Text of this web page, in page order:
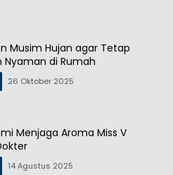
Musim Hujan agar Tetap
Nyaman di Rumah
26 Oktober 2025
Menjaga Aroma Miss V
14 Agustus 2025